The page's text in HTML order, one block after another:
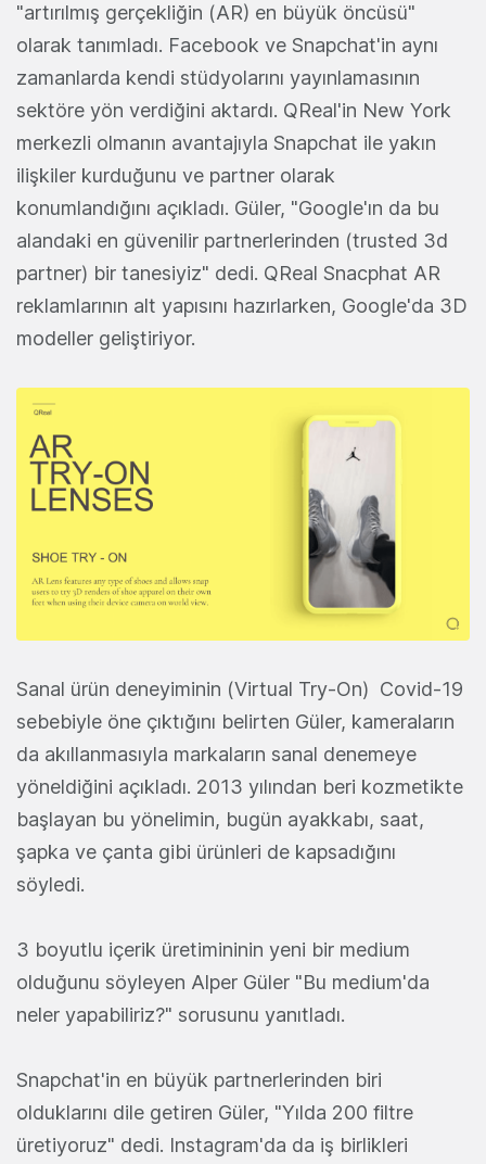
"artırılmış gerçekliğin (AR) en büyük öncüsü"
olarak tanımladı. Facebook ve Snapchat'in aynı
zamanlarda kendi stüdyolarını yayınlamasının
sektöre yön verdiğini aktardı. QReal'in New York
merkezli olmanın avantajıyla Snapchat ile yakın
ilişkiler kurduğunu ve partner olarak
konumlandığını açıkladı. Güler, "Google'ın da bu
alandaki en güvenilir partnerlerinden (trusted 3d
partner) bir tanesiyiz" dedi. QReal Snacphat AR
reklamlarının alt yapısını hazırlarken, Google'da 3D
modeller geliştiriyor.
Sanal ürün deneyiminin (Virtual Try-On) Covid-19
sebebiyle öne çıktığını belirten Güler, kameraların
da akıllanmasıyla markaların sanal denemeye
yöneldiğini açıkladı. 2013 yılından beri kozmetikte
başlayan bu yönelimin, bugün ayakkabı, saat,
şapka ve çanta gibi ürünleri de kapsadığını
söyledi.
3 boyutlu içerik üretimininin yeni bir medium
olduğunu söyleyen Alper Güler "Bu medium'da
neler yapabiliriz?" sorusunu yanıtladı.
Snapchat'in en büyük partnerlerinden biri
olduklarını dile getiren Güler, "Yılda 200 filtre
üretiyoruz" dedi. Instagram'da da iş birlikleri